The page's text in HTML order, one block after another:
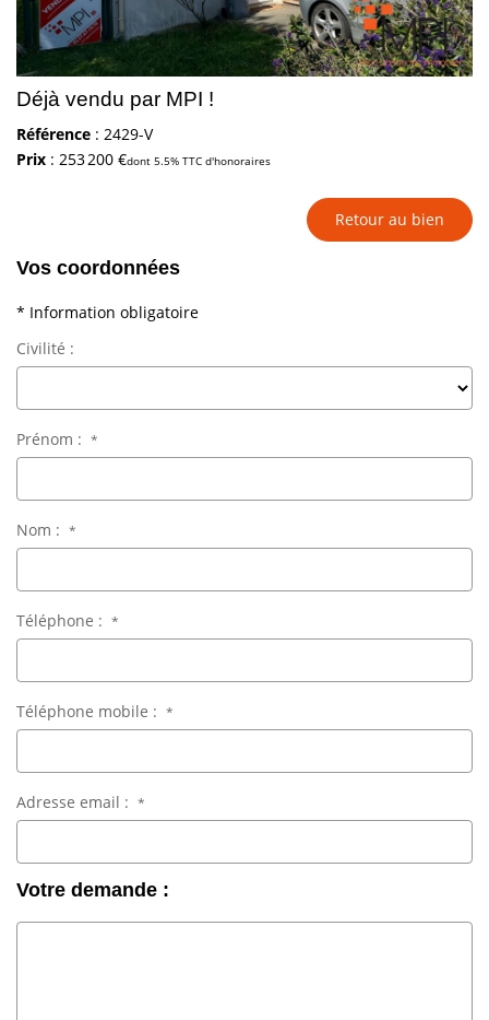
Déjà vendu par MPI !
Référence : 2429-V
Prix : 253 200 €dont 5.5% TTC d'honoraires
Retour au bien
Vos coordonnées
* Information obligatoire
Civilité :
Prénom : *
Nom : *
Téléphone : *
Téléphone mobile : *
Adresse email : *
Votre demande :